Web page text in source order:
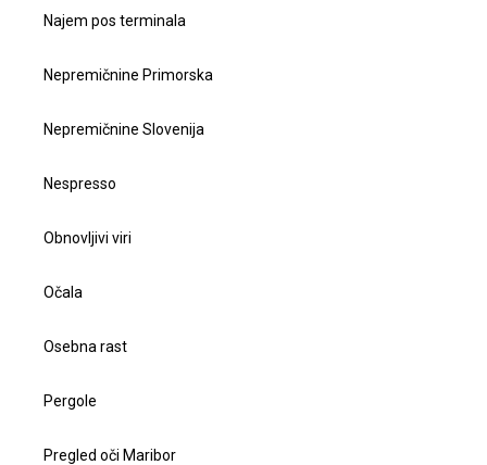
Najem pos terminala
Nepremičnine Primorska
Nepremičnine Slovenija
Nespresso
Obnovljivi viri
Očala
Osebna rast
Pergole
Pregled oči Maribor